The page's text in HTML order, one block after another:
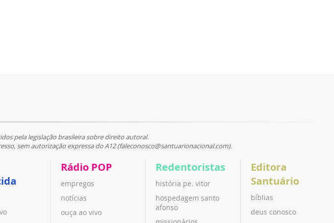
pela legislação brasileira sobre direito autoral.
sem autorização expressa do A12 (faleconosco@santuarionacional.com).
Rádio POP
empregos
notícias
ouça ao vivo
Redentoristas
história pe. vitor
hospedagem santo
afonso
Editora
Santuário
bíblias
deus conosco